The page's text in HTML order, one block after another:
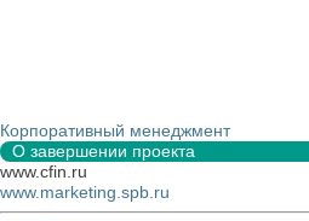
Корпоративный менеджмент
О завершении проекта
www.cfin.ru
www.marketing.spb.ru